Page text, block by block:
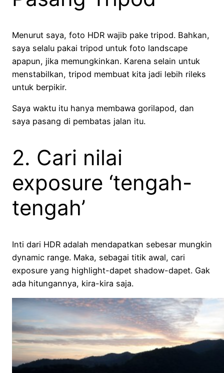
Menurut saya, foto HDR wajib pake tripod. Bahkan,
saya selalu pakai tripod untuk foto landscape
apapun, jika memungkinkan. Karena selain untuk
menstabilkan, tripod membuat kita jadi lebih rileks
untuk berpikir.
Saya waktu itu hanya membawa gorilapod, dan
saya pasang di pembatas jalan itu.
2. Cari nilai
exposure ‘tengah-
tengah’
Inti dari HDR adalah mendapatkan sebesar mungkin
dynamic range. Maka, sebagai titik awal, cari
exposure yang highlight-dapet shadow-dapet. Gak
ada hitungannya, kira-kira saja.